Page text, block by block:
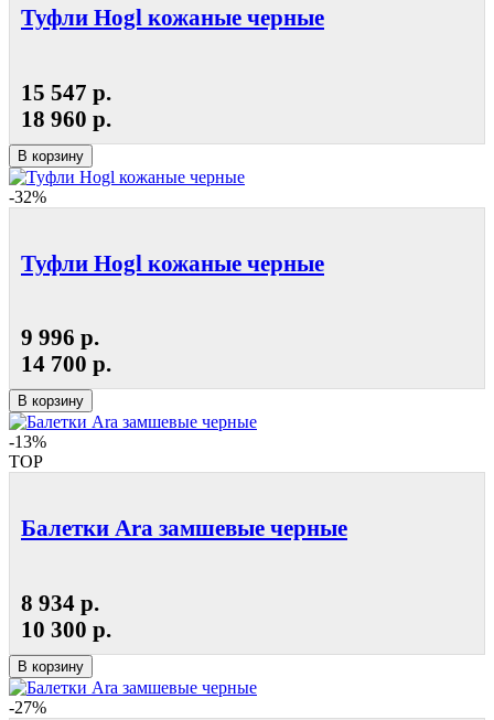
Туфли Hogl кожаные черные
15 547 р.
18 960 р.
В корзину
-32%
Туфли Hogl кожаные черные
9 996 р.
14 700 р.
В корзину
-13%
TOP
Балетки Ara замшевые черные
8 934 р.
10 300 р.
В корзину
-27%